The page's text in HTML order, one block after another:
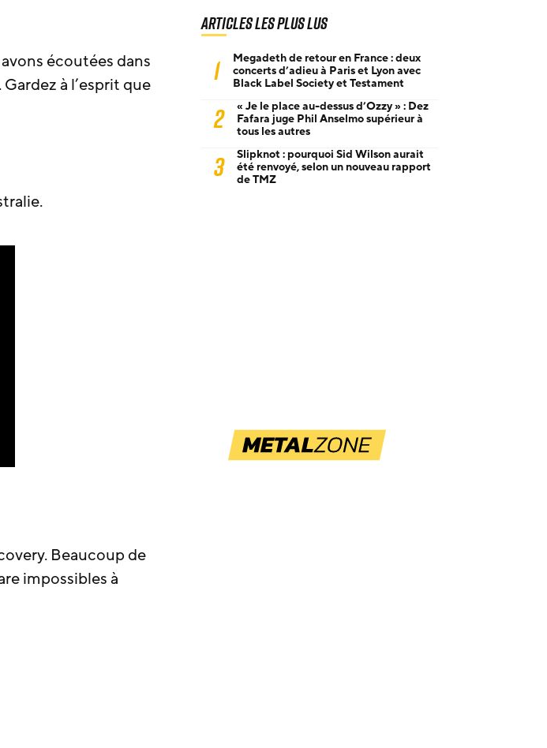
écoutées dans
à l’esprit que
Beaucoup de
impossibles à
Articles les plus lus
1
Megadeth de retour en France : deux
concerts d’adieu à Paris et Lyon avec
Black Label Society et Testament
2
« Je le place au-dessus d’Ozzy » : Dez
Fafara juge Phil Anselmo supérieur à
tous les autres
3
Slipknot : pourquoi Sid Wilson aurait
été renvoyé, selon un nouveau rapport
de TMZ